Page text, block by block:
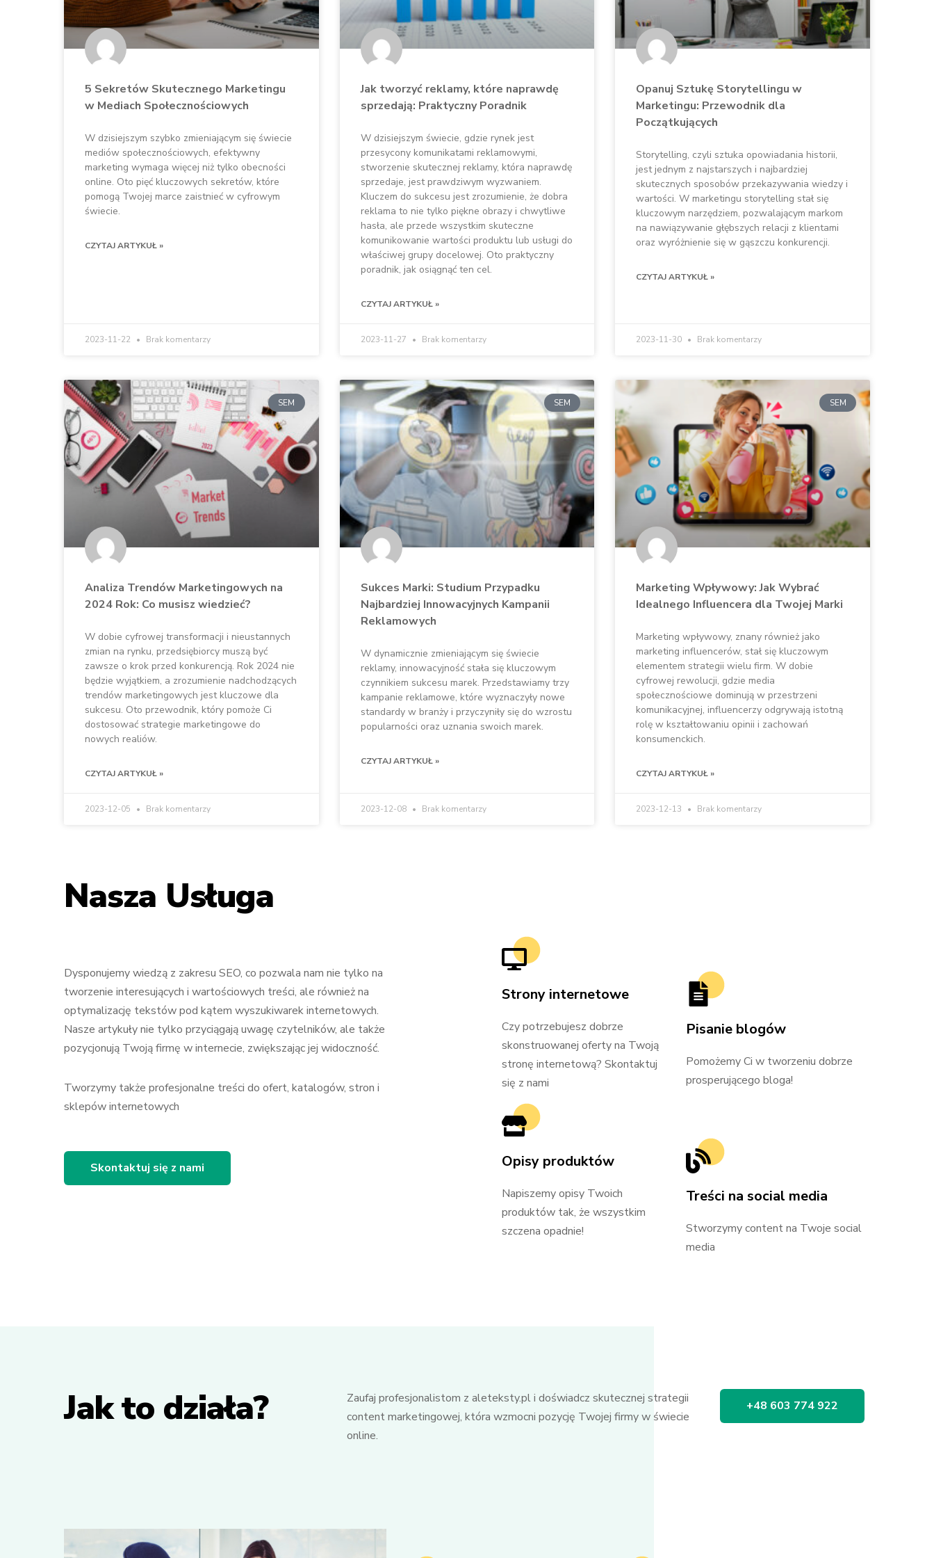
5 Sekretów Skutecznego Marketingu
w Mediach Społecznościowych
W dzisiejszym szybko zmieniającym się świecie
mediów społecznościowych, efektywny
marketing wymaga więcej niż tylko obecności
online. Oto pięć kluczowych sekretów, które
pomogą Twojej marce zaistnieć w cyfrowym
świecie.
CZYTAJ ARTYKUŁ »
2023-11-22 Brak komentarzy
Jak tworzyć reklamy, które naprawdę
sprzedają: Praktyczny Poradnik
W dzisiejszym świecie, gdzie rynek jest
przesycony komunikatami reklamowymi,
stworzenie skutecznej reklamy, która naprawdę
sprzedaje, jest prawdziwym wyzwaniem.
Kluczem do sukcesu jest zrozumienie, że dobra
reklama to nie tylko piękne obrazy i chwytliwe
hasła, ale przede wszystkim skuteczne
komunikowanie wartości produktu lub usługi do
właściwej grupy docelowej. Oto praktyczny
poradnik, jak osiągnąć ten cel.
CZYTAJ ARTYKUŁ »
2023-11-27 Brak komentarzy
Opanuj Sztukę Storytellingu w
Marketingu: Przewodnik dla
Początkujących
Storytelling, czyli sztuka opowiadania historii,
jest jednym z najstarszych i najbardziej
skutecznych sposobów przekazywania wiedzy i
wartości. W marketingu storytelling stał się
kluczowym narzędziem, pozwalającym markom
na nawiązywanie głębszych relacji z klientami
oraz wyróżnienie się w gąszczu konkurencji.
CZYTAJ ARTYKUŁ »
2023-11-30 Brak komentarzy
SEM
Analiza Trendów Marketingowych na
2024 Rok: Co musisz wiedzieć?
W dobie cyfrowej transformacji i nieustannych
zmian na rynku, przedsiębiorcy muszą być
zawsze o krok przed konkurencją. Rok 2024 nie
będzie wyjątkiem, a zrozumienie nadchodzących
trendów marketingowych jest kluczowe dla
sukcesu. Oto przewodnik, który pomoże Ci
dostosować strategie marketingowe do
nowych realiów.
CZYTAJ ARTYKUŁ »
2023-12-05 Brak komentarzy
SEM
Sukces Marki: Studium Przypadku
Najbardziej Innowacyjnych Kampanii
Reklamowych
W dynamicznie zmieniającym się świecie
reklamy, innowacyjność stała się kluczowym
czynnikiem sukcesu marek. Przedstawiamy trzy
kampanie reklamowe, które wyznaczyły nowe
standardy w branży i przyczyniły się do wzrostu
popularności oraz uznania swoich marek.
CZYTAJ ARTYKUŁ »
2023-12-08 Brak komentarzy
SEM
Marketing Wpływowy: Jak Wybrać
Idealnego Influencera dla Twojej Marki
Marketing wpływowy, znany również jako
marketing influencerów, stał się kluczowym
elementem strategii wielu firm. W dobie
cyfrowej rewolucji, gdzie media
społecznościowe dominują w przestrzeni
komunikacyjnej, influencerzy odgrywają istotną
rolę w kształtowaniu opinii i zachowań
konsumenckich.
CZYTAJ ARTYKUŁ »
2023-12-13 Brak komentarzy
Nasza Usługa
Dysponujemy wiedzą z zakresu SEO, co pozwala nam nie tylko na
tworzenie interesujących i wartościowych treści, ale również na
optymalizację tekstów pod kątem wyszukiwarek internetowych.
Nasze artykuły nie tylko przyciągają uwagę czytelników, ale także
pozycjonują Twoją firmę w internecie, zwiększając jej widoczność.
Tworzymy także profesjonalne treści do ofert, katalogów, stron i
sklepów internetowych
Skontaktuj się z nami
Strony internetowe
Czy potrzebujesz dobrze
skonstruowanej oferty na Twoją
stronę internetową? Skontaktuj
się z nami
Pisanie blogów
Pomożemy Ci w tworzeniu dobrze
prosperującego bloga!
Opisy produktów
Napiszemy opisy Twoich
produktów tak, że wszystkim
szczena opadnie!
Treści na social media
Stworzymy content na Twoje social
media
Jak to działa?
Zaufaj profesjonalistom z aleteksty.pl i doświadcz skutecznej strategii
content marketingowej, która wzmocni pozycję Twojej firmy w świecie
online.
+48 603 774 922